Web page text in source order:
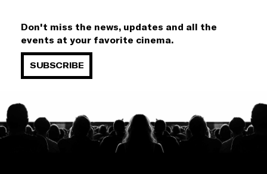
Don't miss the news, updates and all the
events at your favorite cinema.
SUBSCRIBE